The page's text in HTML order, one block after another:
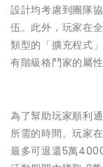
設計均考慮到團隊
伍。此外，玩家在
類型的「擴充程式
有階級格鬥家的屬性
為了幫助玩家順利
所需的時間。玩家
最多可退還5萬